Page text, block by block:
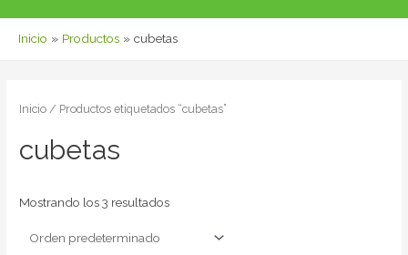
Inicio Productos cubetas
Inicio / Productos etiquetados “cubetas”
cubetas
Mostrando los 3 resultados